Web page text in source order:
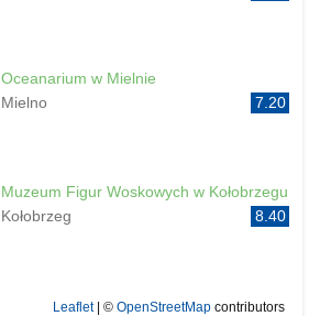
Oceanarium w Mielnie
Mielno
7.20
Muzeum Figur Woskowych w Kołobrzegu
Kołobrzeg
8.40
Leaflet| © OpenStreetMap contributors